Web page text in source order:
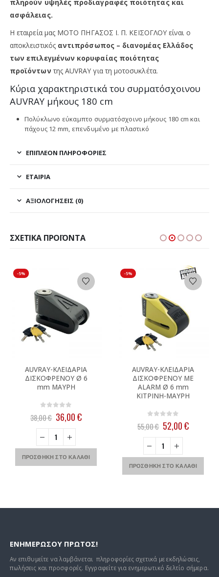
πληρούν υψηλές προδιαγραφές ποιότητας και
ασφάλειας.
Η εταιρεία μας ΜΟΤΟ ΠΗΓΑΣΟΣ Ι. Π. ΚΕΪΣΟΓΛΟΥ είναι ο
αποκλειστικός αντιπρόσωπος – διανομέας Ελλάδος
των επιλεγμένων κορυφαίας ποιότητας
προϊόντων της AUVRAY για τη μοτοσυκλέτα.
Κύρια χαρακτηριστικά του συρματόσχοινου
AUVRAY μήκους 180 cm
Πολύκλωνο εύκαμπτο συρματόσχοινο μήκους 180 cm και
πάχους 12 mm, επενδυμένο με πλαστικό
ΕΠΙΠΛΈΟΝ ΠΛΗΡΟΦΟΡΊΕΣ
ΕΤΑΙΡΊΑ
ΑΞΙΟΛΟΓΉΣΕΙΣ (0)
ΣΧΕΤΙΚΆ ΠΡΟΪΌΝΤΑ
-5%
AUVRAY-ΚΛΕΙΔΑΡΙΑ
ΔΙΣΚΟΦΡΕΝΟΥ Ø 6
mm ΜΑΥΡΗ
38,00€ Original
price
was:
38,00 €.
36,00€Η
36,00 €.
ΠΡΟΣΘΉΚΗ ΣΤΟ ΚΑΛΆΘΙ
-5%
AUVRAY-ΚΛΕΙΔΑΡΙΑ
ΔΙΣΚΟΦΡΕΝΟΥ ΜΕ
ALARM Ø 6 mm
ΚΙΤΡΙΝΗ-ΜΑΥΡΗ
55,00€ Original
price
was:
55,00 €.
52,00€Η
52,00 €.
ΠΡΟΣΘΉΚΗ ΣΤΟ ΚΑΛΆΘΙ
ΕΝΗΜΕΡΩΣΟΥ ΠΡΩΤΟΣ!
Αν επιθυμείτε να λαμβάνεται πληροφορίες σχετικά με εκδηλώσεις,
πωλήσεις και προσφορές. Εγγραφείτε για ενημερωτικό δελτίο σήμερα.